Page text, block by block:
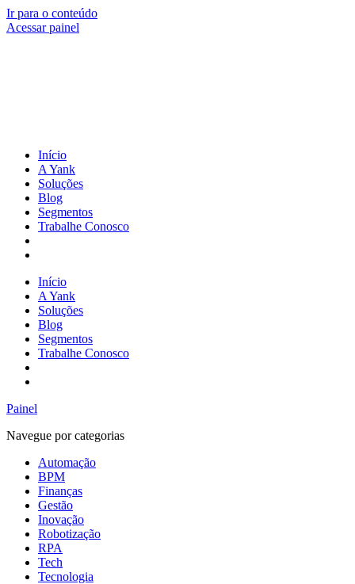
Ir para o conteúdo
Acessar painel
Início
A Yank
Soluções
Blog
Segmentos
Trabalhe Conosco
Início
A Yank
Soluções
Blog
Segmentos
Trabalhe Conosco
Painel
Navegue por categorias
Automação
BPM
Finanças
Gestão
Inovação
Robotização
RPA
Tech
Tecnologia